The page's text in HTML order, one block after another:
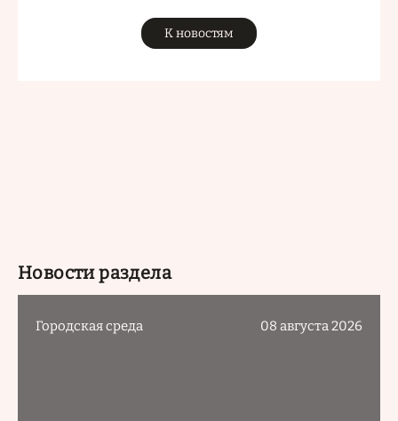
К новостям
Новости раздела
Городская среда 08 августа 2026